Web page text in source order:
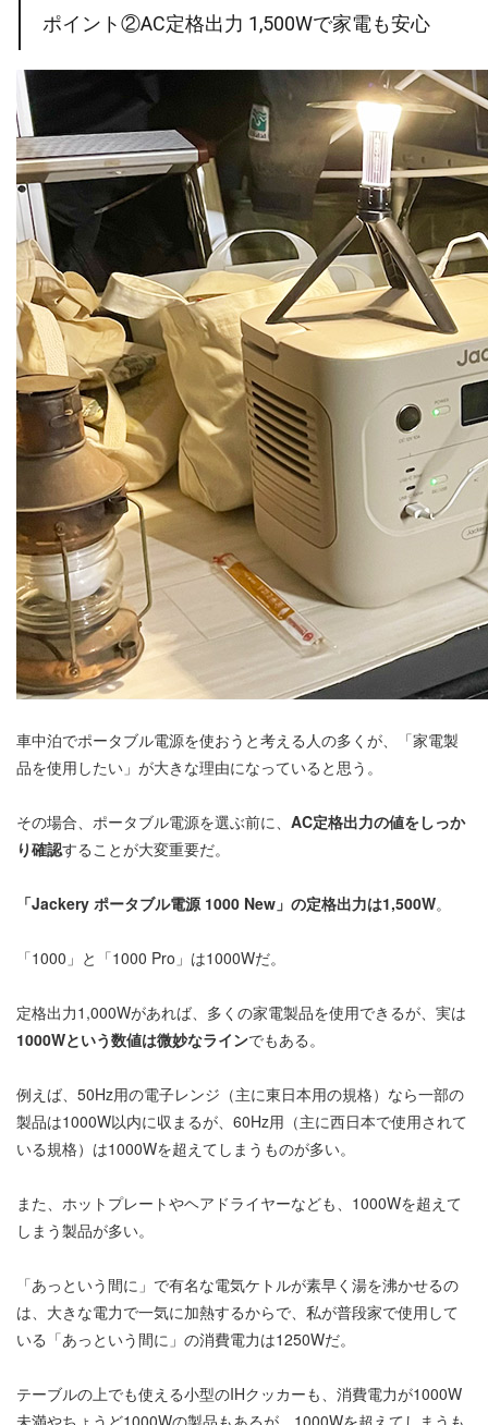
ポイント②AC定格出力 1,500Wで家電も安心
車中泊でポータブル電源を使おうと考える人の多くが、「家電製
品を使用したい」が大きな理由になっていると思う。
その場合、ポータブル電源を選ぶ前に、 AC定格出力の値をしっか
り確認することが大変重要だ。
「Jackery ポータブル電源 1000 New」の定格出力は1,500W。
「1000」と「1000 Pro」は1000Wだ。
定格出力1,000Wがあれば、多くの家電製品を使用できるが、実は
1000Wという数値は微妙なラインでもある。
例えば、50Hz用の電子レンジ（主に東日本用の規格）なら一部の
製品は1000W以内に収まるが、60Hz用（主に西日本で使用されて
いる規格）は1000Wを超えてしまうものが多い。
また、ホットプレートやヘアドライヤーなども、1000Wを超えて
しまう製品が多い。
「あっという間に」で有名な電気ケトルが素早く湯を沸かせるの
は、大きな電力で一気に加熱するからで、私が普段家で使用して
いる「あっという間に」の消費電力は1250Wだ。
テーブルの上でも使える小型のIHクッカーも、消費電力が1000W